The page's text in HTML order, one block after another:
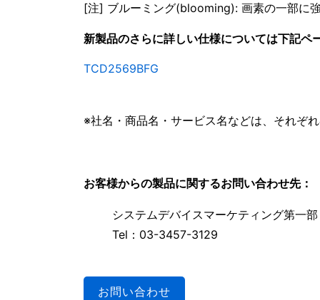
[注] ブルーミング(blooming): 画素の一部に
新製品のさらに詳しい仕様については下記ペ
TCD2569BFG
※社名・商品名・サービス名などは、それぞ
お客様からの製品に関するお問い合わせ先：
システムデバイスマーケティング第一部
Tel：03-3457-3129
お問い合わせ